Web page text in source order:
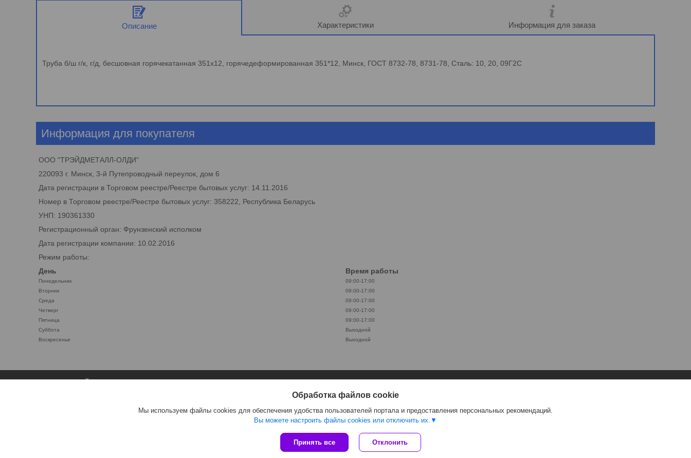
Описание Характеристики Информация для заказа
Труба б/ш г/к, г/д, бесшовная горячекатанная 351х12, горячедеформированная 351*12, Минск, ГОСТ 8732-78, 8731-78, Сталь: 10, 20, 09Г2С
Информация для покупателя
ООО "ТРЭЙДМЕТАЛЛ-ОЛДИ"
220093 г. Минск, 3-й Путепроводный переулок, дом 6
Дата регистрации в Торговом реестре/Реестре бытовых услуг: 14.11.2016
Номер в Торговом реестре/Реестре бытовых услуг: 358222, Республика Беларусь
УНП: 190361330
Регистрационный орган: Фрунзенский исполком
Дата регистрации компании: 10.02.2016
Режим работы:
День
Время работы
Понедельник
09:00-17:00
Вторник
09:00-17:00
Среда
09:00-17:00
Четверг
09:00-17:00
Пятница
09:00-17:00
Суббота
Выходной
Воскресенье
Выходной
ЛИСТОВОЙ ПРОКАТ СТАТЬИ
Сайт создан на платформе Deal.by
Политика обработки файлов cookies
Обработка файлов cookie
Мы используем файлы cookies для обеспечения удобства пользователей портала и предоставления персональных рекомендаций.
Вы можете настроить файлы cookies или отключить их.
Принять все Отклонить